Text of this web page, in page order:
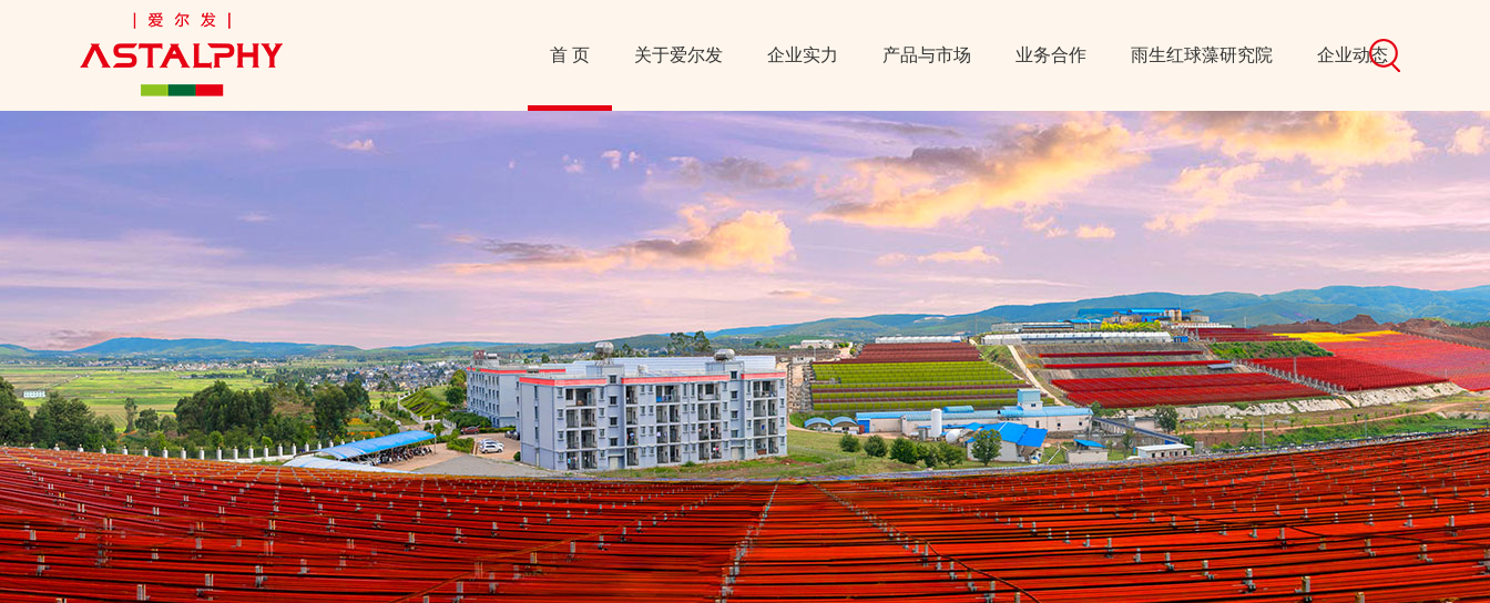
首 页 关于爱尔发 企业实力 产品与市场 业务合作 雨生红球藻研究院 企业动态